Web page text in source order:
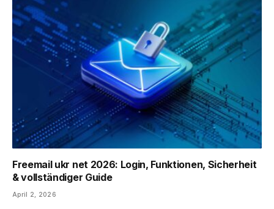
Freemail ukr net 2026: Login, Funktionen, Sicherheit
& vollständiger Guide
April 2, 2026